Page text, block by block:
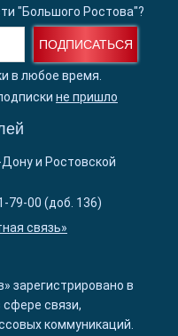
"Большого Ростова"?
ПОДПИСАТЬСЯ
в любое время.
не пришло
и Ростовской
79-00 (доб. 136)
связь»
зарегистрировано в
связи,
коммуникаций.